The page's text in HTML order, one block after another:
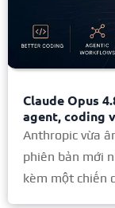
Claude Opus
agent, coding
Anthropic vừa
phiên bản mới
kèm một chiến